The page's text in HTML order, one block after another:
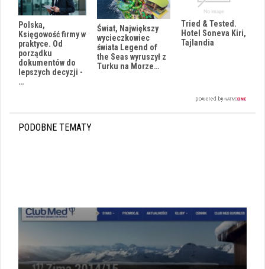
Polska,
Księgowość firmy w
praktyce. Od
porządku
dokumentów do
lepszych decyzji -
…
Świat, Największy
wycieczkowiec
świata Legend of
the Seas wyruszył z
Turku na Morze…
Tried & Tested.
Hotel Soneva Kiri,
Tajlandia
PODOBNE TEMATY